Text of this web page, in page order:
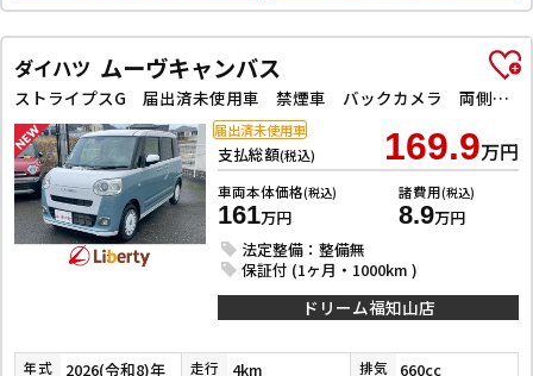
ダイハツ ムーヴキャンバス
ストライプスG 届出済未使用車 禁煙車 バックカメラ 両側電動スライドドア クリアランスソナー 衝突被害軽減システム オートライト LEDヘッドランプ アイドリングストップ 電動格納ミラー シートヒーター
支払総額(税込) 169.9万円
車両本体価格(税込)
161万円
諸費用(税込)
8.9万円
法定整備：整備無
保証付 (1ヶ月・1000km )
届出済未使用車
ドリーム福知山店
年式 2026(令和8)年 走行 4km 排気 660cc